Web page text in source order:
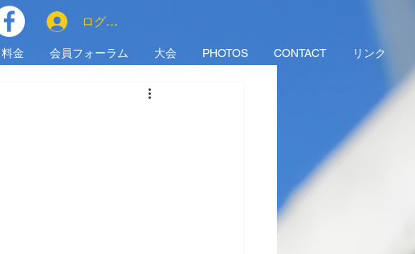
料金 会員フォーラム 大会 PHOTOS CONTACT リンク
ログイン